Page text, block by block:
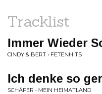
Tracklist
Immer Wieder
CINDY & BERT • FETENHITS
Ich denke so
SCHÄFER • MEIN HEIMATLAND